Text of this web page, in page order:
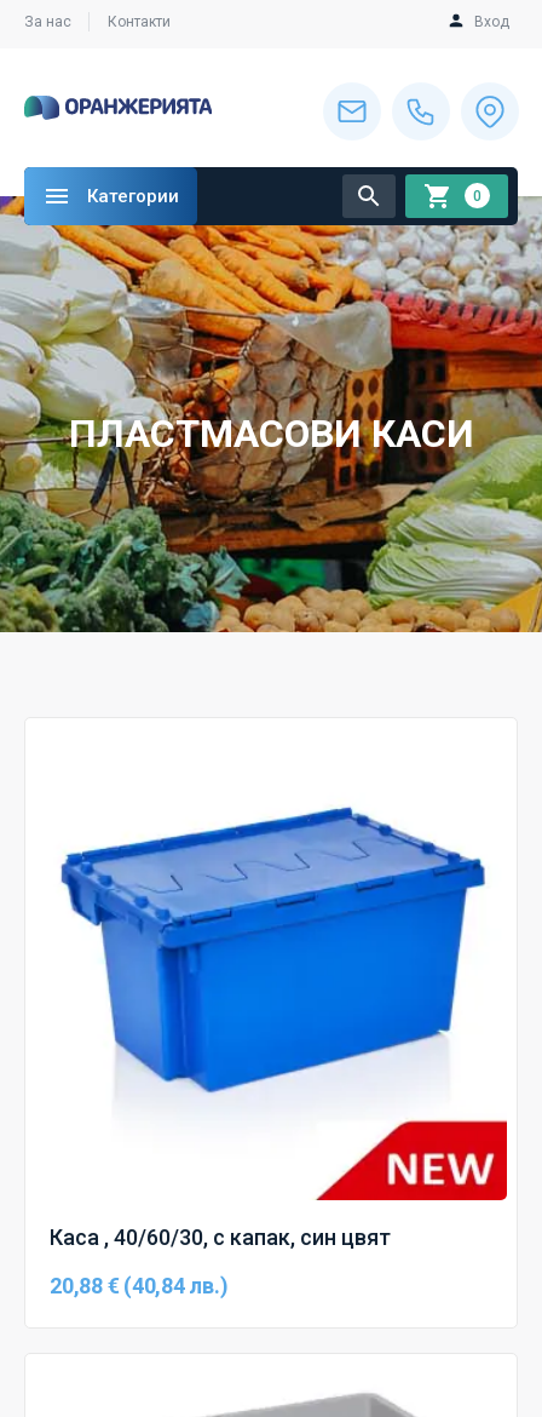
За нас Контакти Вход
Категории 0
ПЛАСТМАСОВИ КАСИ
Каса , 40/60/30, с капак, син цвят
20,88 € (40,84 лв.)